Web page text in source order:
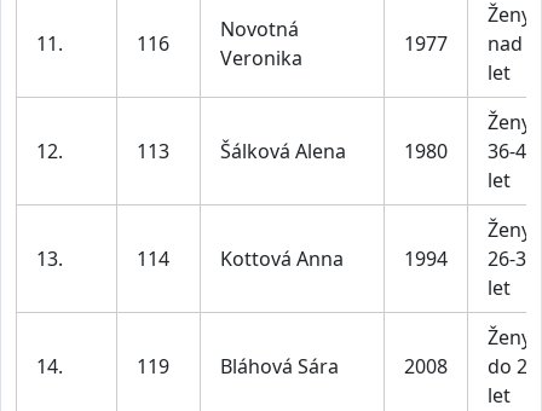
11. 116
Novotná
Veronika
1977
Ženy
nad
let
12. 113 Šálková Alena 1980
Ženy
36-45
let
13. 114 Kottová Anna 1994
Ženy
26-35
let
14. 119 Bláhová Sára 2008
Ženy
do 25
let